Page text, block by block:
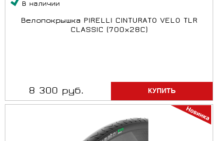
В наличии
Велопокрышка PIRELLI CINTURATO VELO TLR
CLASSIC (700x28C)
8 300 руб.